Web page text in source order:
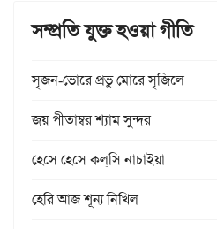
সম্প্রতি যুক্ত হওয়া গীতি
সৃজন-ভোরে প্রভু মোরে সৃজিলে
জয় পীতাম্বর শ্যাম সুন্দর
হেসে হেসে কল্‌সি নাচাইয়া
হেরি আজ শূন্য নিখিল